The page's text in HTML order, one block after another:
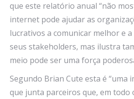
que este relatório anual “não
internet pode ajudar as
lucrativos a comunicar melhor e
seus stakeholders, mas ilustra
meio pode ser uma força
Segundo Brian Cute esta é “uma
que junta parceiros que, em todo